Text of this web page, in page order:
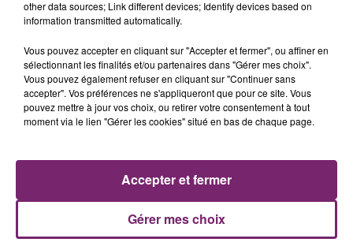
La Bulle - Guinguette éphémère
de Frelinghien !
éclipse solaire du 12 Août 2026
158 pompiers de la région sont
other data sources; Link different devices; Identify devices based on
information transmitted automatically.
Vous pouvez accepter en cliquant sur "Accepter et fermer", ou affiner en
sélectionnant les finalités et/ou partenaires dans "Gérer mes choix".
Vous pouvez également refuser en cliquant sur "Continuer sans
accepter". Vos préférences ne s'appliqueront que pour ce site. Vous
pouvez mettre à jour vos choix, ou retirer votre consentement à tout
moment via le lien "Gérer les cookies" situé en bas de chaque page.
Gérer mes choix
Accepter et fermer